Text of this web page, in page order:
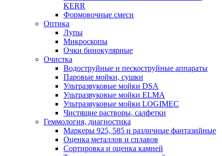
KERR
Формовочные смеси
Оптика
Лупы
Микроскопы
Очки бинокулярные
Очистка
Водоструйные и пескоструйные аппараты
Паровые мойки, сушки
Ультразвуковые мойки DSA
Ультразвуковые мойки ELMA
Ультразвуковые мойки LOGIMEC
Чистящие растворы, салфетки
Геммология, диагностика
Маркеры 925, 585 и различные фантазийные
Оценка металлов и сплавов
Сортировка и оценка камней